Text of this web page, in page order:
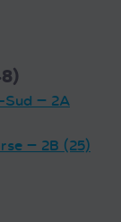
Sud — 2A
— 2B (25)